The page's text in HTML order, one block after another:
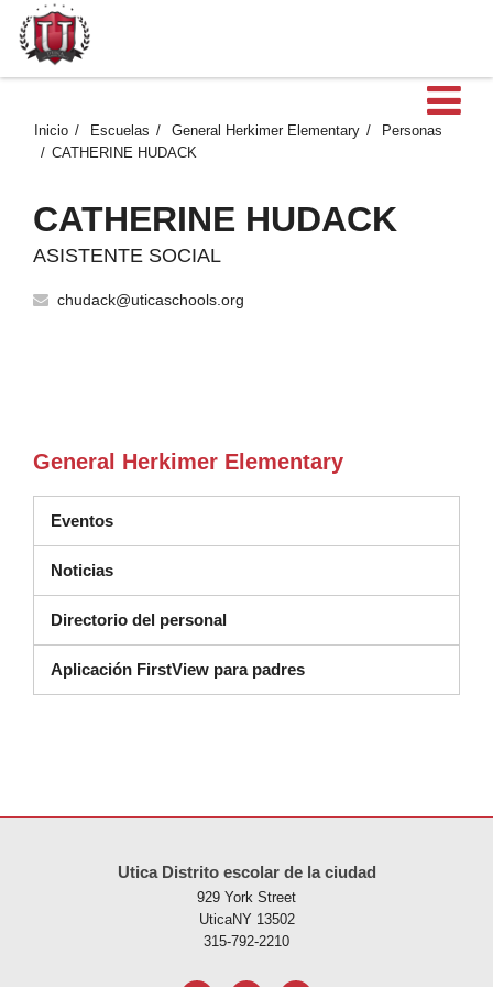
Inicio Escuelas General Herkimer Elementary
Personas
CATHERINE HUDACK
CATHERINE HUDACK
ASISTENTE SOCIAL
chudack@uticaschools.org
General Herkimer Elementary
Eventos
Noticias
Directorio del personal
Aplicación FirstView para padres
Utica Distrito escolar de la ciudad
929 York Street
UticaNY 13502
315-792-2210